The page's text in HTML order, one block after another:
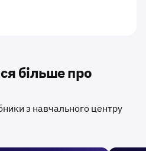
більше про
з навчального центру